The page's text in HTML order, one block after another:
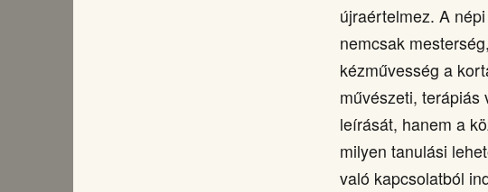
újraértelmez. A
nemcsak
kézművesség a
művészeti, terápiás
leírását, hanem a
milyen tanulási
való kapcsolatból